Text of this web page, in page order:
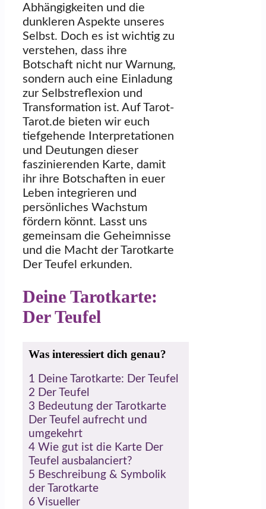
Abhängigkeiten und die
dunkleren Aspekte unseres
Selbst. Doch es ist wichtig zu
verstehen, dass ihre
Botschaft nicht nur Warnung,
sondern auch eine Einladung
zur Selbstreflexion und
Transformation ist. Auf Tarot-
Tarot.de bieten wir euch
tiefgehende Interpretationen
und Deutungen dieser
faszinierenden Karte, damit
ihr ihre Botschaften in euer
Leben integrieren und
persönliches Wachstum
fördern könnt. Lasst uns
gemeinsam die Geheimnisse
und die Macht der Tarotkarte
Der Teufel erkunden.
Deine Tarotkarte:
Der Teufel
Was interessiert dich genau?
1 Deine Tarotkarte: Der Teufel
2 Der Teufel
3 Bedeutung der Tarotkarte
Der Teufel aufrecht und
umgekehrt
4 Wie gut ist die Karte Der
Teufel ausbalanciert?
5 Beschreibung & Symbolik
der Tarotkarte
6 Visueller